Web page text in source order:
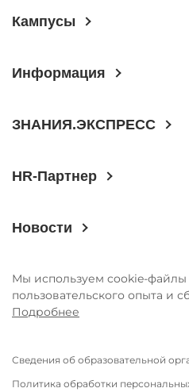
НОВОСТИ
История
Награды
Сведения об
Годовые отчеты
III Форум лидеров
обучения России
Сообщество внутренних
Кампусы
Информация
ЗНАНИЯ.ЭКСПРЕСС
HR-Партнер
Новости
Мы используем cookie-файлы
пользовательского опыта и
Подробнее
Сведения об образовательной
Политика обработки